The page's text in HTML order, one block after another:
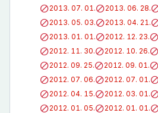
2013. 07. 01.
2013. 06. 28.
2013. 05. 03.
2013. 04. 21.
2013. 01. 01.
2012. 12. 23.
2012. 11. 30.
2012. 10. 26.
2012. 09. 25.
2012. 09. 01.
2012. 07. 06.
2012. 07. 01.
2012. 04. 15.
2012. 03. 01.
2012. 01. 05.
2012. 01. 01.